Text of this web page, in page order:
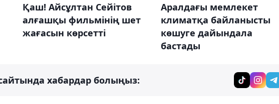
Қаш! Айсұлтан Сейітов
алғашқы фильмінің шет
жағасын көрсетті
Аралдағы мемлекет
климатқа байланысты
көшуге дайындала
бастады
хабардар болыңыз: